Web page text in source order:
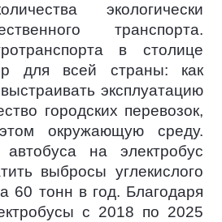
экологически
транспорта.
в столице
для всей страны: как
эксплуатацию
городских перевозок,
окружающую среду.
на электробус
выбросы углекислого
60 тонн в год. Благодаря
с 2018 по 2025